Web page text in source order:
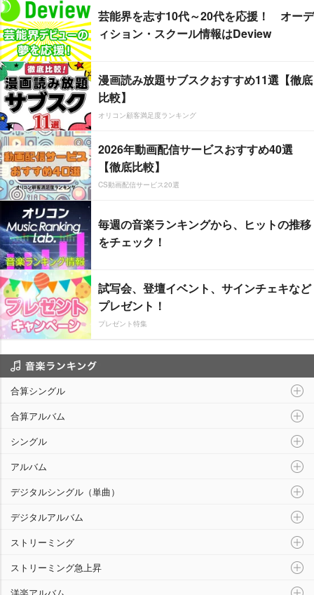
芸能界を志す10代～20代を応援！ オーデ
ィション・スクール情報はDeview
漫画読み放題サブスクおすすめ11選【徹底
比較】
オリコン顧客満足度ランキング
2026年動画配信サービスおすすめ40選
【徹底比較】
CS動画配信サービス20選
毎週の音楽ランキングから、ヒットの推移
をチェック！
試写会、登壇イベント、サインチェキなど
プレゼント！
プレゼント特集
合算シングル
合算アルバム
シングル
アルバム
デジタルシングル（単曲）
デジタルアルバム
ストリーミング
ストリーミング急上昇